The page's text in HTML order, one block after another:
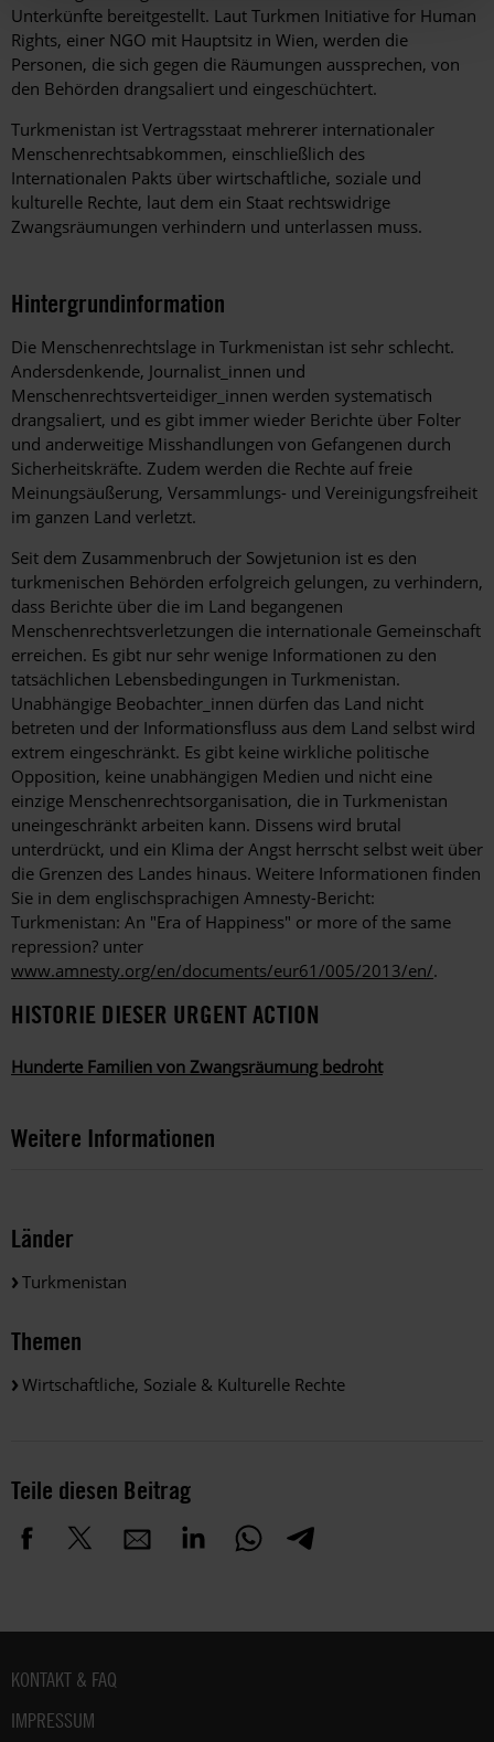
Unterkünfte bereitgestellt. Laut Turkmen Initiative for Human
Rights, einer NGO mit Hauptsitz in Wien, werden die
Personen, die sich gegen die Räumungen aussprechen, von
den Behörden drangsaliert und eingeschüchtert.
Turkmenistan ist Vertragsstaat mehrerer internationaler
Menschenrechtsabkommen, einschließlich des
Internationalen Pakts über wirtschaftliche, soziale und
kulturelle Rechte, laut dem ein Staat rechtswidrige
Zwangsräumungen verhindern und unterlassen muss.
Hintergrundinformation
Hintergrund
Die Menschenrechtslage in Turkmenistan ist sehr schlecht.
Andersdenkende, Journalist_innen und
Menschenrechtsverteidiger_innen werden systematisch
drangsaliert, und es gibt immer wieder Berichte über Folter
und anderweitige Misshandlungen von Gefangenen durch
Sicherheitskräfte. Zudem werden die Rechte auf freie
Meinungsäußerung, Versammlungs- und Vereinigungsfreiheit
im ganzen Land verletzt.
Seit dem Zusammenbruch der Sowjetunion ist es den
turkmenischen Behörden erfolgreich gelungen, zu verhindern,
dass Berichte über die im Land begangenen
Menschenrechtsverletzungen die internationale Gemeinschaft
erreichen. Es gibt nur sehr wenige Informationen zu den
tatsächlichen Lebensbedingungen in Turkmenistan.
Unabhängige Beobachter_innen dürfen das Land nicht
betreten und der Informationsfluss aus dem Land selbst wird
extrem eingeschränkt. Es gibt keine wirkliche politische
Opposition, keine unabhängigen Medien und nicht eine
einzige Menschenrechtsorganisation, die in Turkmenistan
uneingeschränkt arbeiten kann. Dissens wird brutal
unterdrückt, und ein Klima der Angst herrscht selbst weit über
die Grenzen des Landes hinaus. Weitere Informationen finden
Sie in dem englischsprachigen Amnesty-Bericht:
Turkmenistan: An "Era of Happiness" or more of the same
repression? unter
www.amnesty.org/en/documents/eur61/005/2013/en/.
HISTORIE DIESER URGENT ACTION
Hunderte Familien von Zwangsräumung bedroht
Weitere Informationen
Länder
Turkmenistan
Themen
Wirtschaftliche, Soziale & Kulturelle Rechte
Teile diesen Beitrag
Fußbereich
KONTAKT & FAQ
IMPRESSUM